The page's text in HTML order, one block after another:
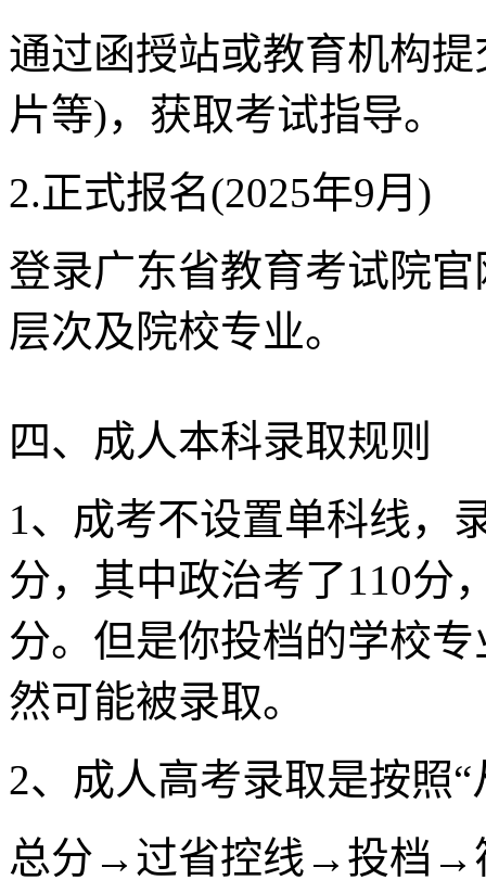
通过函授站或教育机构
片等)，获取考试指导。
2.正式报名(2025年9月)
登录广东省教育考试院官
层次及院校专业。
四、成人本科录取规则
1、成考不设置单科线，
分，其中政治考了110分
分。但是你投档的学校
然可能被录取。
2、成人高考录取是按照
总分→过省控线→投档→